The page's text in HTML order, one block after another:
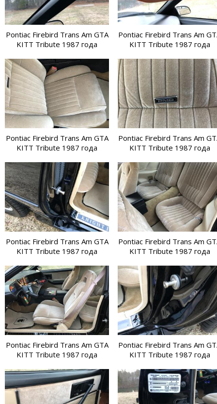
Pontiac Firebird Trans Am GTA
KITT Tribute 1987 года
Pontiac Firebird Trans Am
KITT Tribute 1987 года
Pontiac Firebird Trans Am GTA
KITT Tribute 1987 года
Pontiac Firebird Trans Am
KITT Tribute 1987 года
Pontiac Firebird Trans Am GTA
KITT Tribute 1987 года
Pontiac Firebird Trans Am
KITT Tribute 1987 года
Pontiac Firebird Trans Am GTA
KITT Tribute 1987 года
Pontiac Firebird Trans Am
KITT Tribute 1987 года